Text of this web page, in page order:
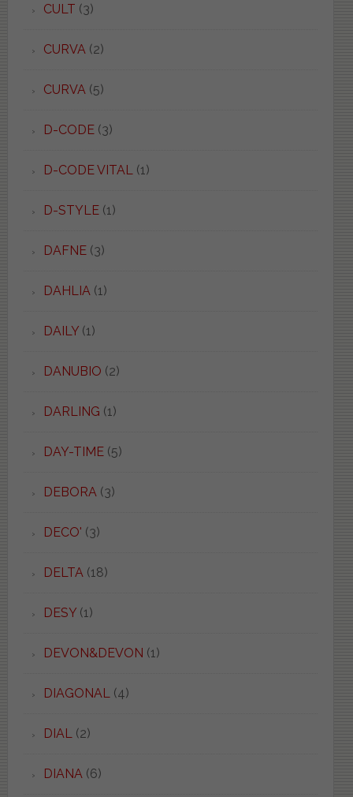
CULT (3)
CURVA (2)
CURVA (5)
D-CODE(3)
D-CODE VITAL (1)
D-STYLE(1)
DAFNE(3)
DAHLIA (1)
DAILY(1)
DANUBIO (2)
DARLING (1)
DAY-TIME(5)
DEBORA (3)
DECO' (3)
DELTA (18)
DESY(1)
DEVON&DEVON (1)
DIAGONAL (4)
DIAL (2)
DIANA (6)